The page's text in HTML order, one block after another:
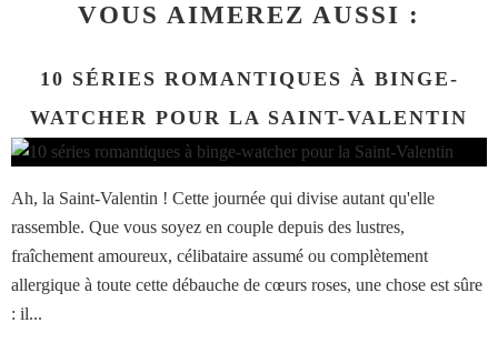
VOUS AIMEREZ AUSSI :
10 SÉRIES ROMANTIQUES À BINGE-
WATCHER POUR LA SAINT-VALENTIN
Ah, la Saint-Valentin ! Cette journée qui divise autant qu'elle
rassemble. Que vous soyez en couple depuis des lustres,
fraîchement amoureux, célibataire assumé ou complètement
allergique à toute cette débauche de cœurs roses, une chose est sûre
: il...